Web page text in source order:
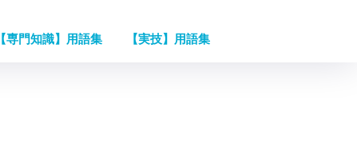
【専門知識】用語集 【実技】用語集